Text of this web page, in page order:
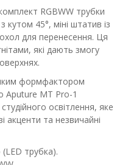
RGBWW трубки
45°, міні штатив із
для перенесення. Ця
які дають змогу
формфактором
Aputure MT Pro-1
освітлення, яке
акценти та незвичайні
трубка).